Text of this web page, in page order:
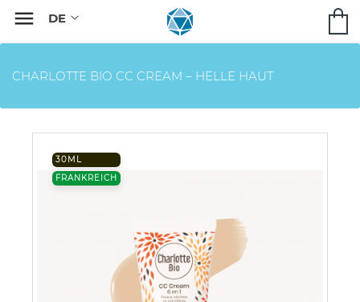

CHARLOTTE BIO CC CREAM – HELLE HAUT
30ML
FRANKREICH